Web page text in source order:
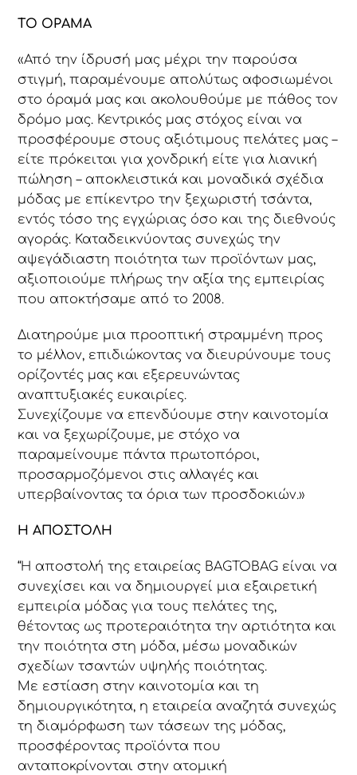
ΤΟ ΟΡΑΜΑ
«Από την ίδρυσή μας μέχρι την παρούσα
στιγμή, παραμένουμε απολύτως αφοσιωμένοι
στο όραμά μας και ακολουθούμε με πάθος τον
δρόμο μας. Κεντρικός μας στόχος είναι να
προσφέρουμε στους αξιότιμους πελάτες μας –
είτε πρόκειται για χονδρική είτε για λιανική
πώληση – αποκλειστικά και μοναδικά σχέδια
μόδας με επίκεντρο την ξεχωριστή τσάντα,
εντός τόσο της εγχώριας όσο και της διεθνούς
αγοράς. Καταδεικνύοντας συνεχώς την
αψεγάδιαστη ποιότητα των προϊόντων μας,
αξιοποιούμε πλήρως την αξία της εμπειρίας
που αποκτήσαμε από το 2008.
Διατηρούμε μια προοπτική στραμμένη προς
το μέλλον, επιδιώκοντας να διευρύνουμε τους
ορίζοντές μας και εξερευνώντας
αναπτυξιακές ευκαιρίες.
Συνεχίζουμε να επενδύουμε στην καινοτομία
και να ξεχωρίζουμε, με στόχο να
παραμείνουμε πάντα πρωτοπόροι,
προσαρμοζόμενοι στις αλλαγές και
υπερβαίνοντας τα όρια των προσδοκιών.»
Η ΑΠΟΣΤΟΛΗ
“Η αποστολή της εταιρείας BAGTOBAG είναι να
συνεχίσει και να δημιουργεί μια εξαιρετική
εμπειρία μόδας για τους πελάτες της,
θέτοντας ως προτεραιότητα την αρτιότητα και
την ποιότητα στη μόδα, μέσω μοναδικών
σχεδίων τσαντών υψηλής ποιότητας.
Με εστίαση στην καινοτομία και τη
δημιουργικότητα, η εταιρεία αναζητά συνεχώς
τη διαμόρφωση των τάσεων της μόδας,
προσφέροντας προϊόντα που
ανταποκρίνονται στην ατομική